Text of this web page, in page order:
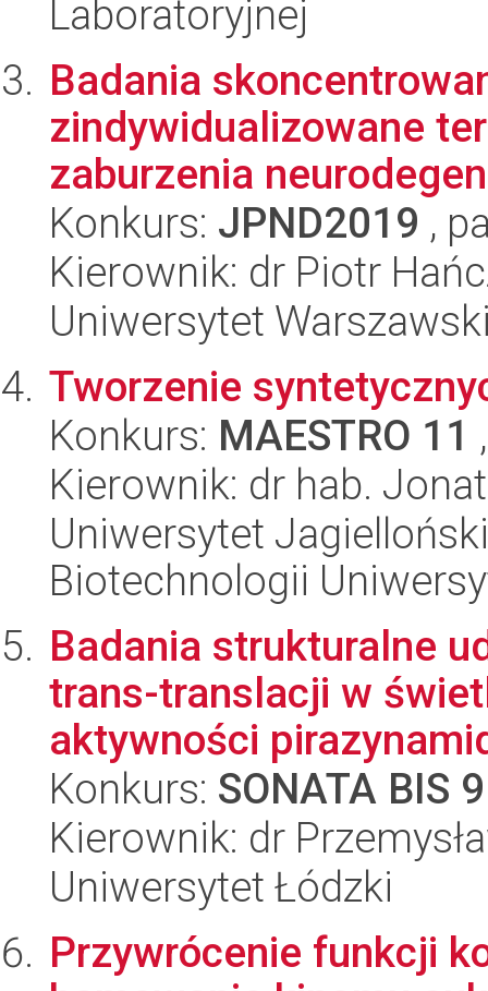
Laboratoryjnej
Badania
zindywidualizowane
zaburzenia
Konkurs: JPND2019 ,
Kierownik: dr Piotr
Uniwersytet
Tworzenie
Konkurs: MAESTRO 11
Kierownik: dr hab.
Uniwersytet
Biotechnologii
Badania strukturalne
trans-translacji w
aktywności
Konkurs: SONATA BIS 9
Kierownik: dr
Uniwersytet Łódzki
Przywrócenie funkcji